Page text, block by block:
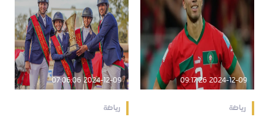
2024-12-09 09:17:26
رياضة
2024-12-09 07:06:06
رياضة